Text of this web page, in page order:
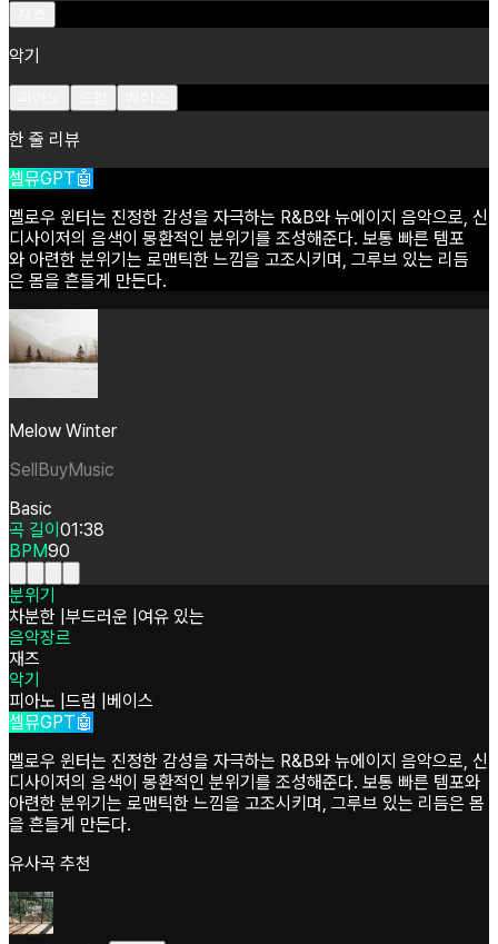
악기
한 줄 리뷰
셀뮤GPT🤖
멜로우 윈터는 진정한 감성을 자극하는 R&B와 뉴에이지 음악으로, 신
디사이저의 음색이 몽환적인 분위기를 조성해준다. 보통 빠른 템포
와 아련한 분위기는 로맨틱한 느낌을 고조시키며, 그루브 있는 리듬
은 몸을 흔들게 만든다.
Melow Winter
SellBuyMusic
Basic
곡 길이 01:38
BPM90
분위기
차분한 부드러운 여유 있는
음악장르
재즈
악기
피아노 드럼
베이스
셀뮤GPT🤖
멜로우 윈터는 진정한 감성을 자극하는 R&B와 뉴에이지 음악으로, 신
디사이저의 음색이 몽환적인 분위기를 조성해준다. 보통 빠른 템포와
아련한 분위기는 로맨틱한 느낌을 고조시키며, 그루브 있는 리듬은 몸
을 흔들게 만든다.
유사곡 추천